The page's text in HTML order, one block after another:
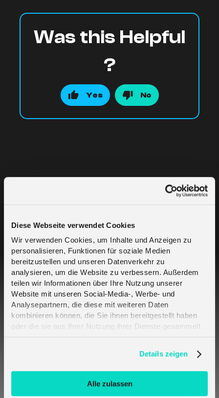
Diese Webseite verwendet Cookies
Wir verwenden Cookies, um Inhalte und Anzeigen zu
personalisieren, Funktionen für soziale Medien
bereitzustellen und unseren Datenverkehr zu
analysieren, um die Website zu verbessern. Außerdem
teilen wir Informationen über Ihre Nutzung unserer
Website mit unseren Social-Media-, Werbe- und
Analysepartnern, die diese mit weiteren Daten
kombinieren können, die Sie ihnen bereitgestellt haben
oder die sie aus Ihrer Nutzung ihrer Dienste gesammelt
Details zeigen
Alle zulassen
Was this Helpful
?
Yes No
Related Articles
Moving from a Trial to a Standard plan
How do I get melita.io SIM Cards?
What type of SIM cards does melita.io
offer?